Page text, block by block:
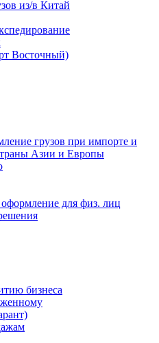
из/в Китай
Восточный)
грузов при импорте и
Азии и Европы
для физ. лиц
бизнеса